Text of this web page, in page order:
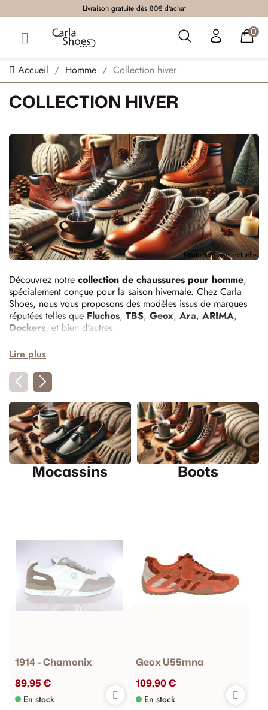
Livraison gratuite dès 80€ d'achat
0
Accueil Homme Collection hiver
COLLECTION HIVER
Découvrez notre collection de chaussures pour homme,
spécialement conçue pour la saison hivernale. Chez Carla
Shoes, nous vous proposons des modèles issus de marques
réputées telles que Fluchos, TBS, Geox, Ara, ARIMA,
Dockers, et bien d'autres.
Les tendances chaussures de
l'hiver 2024-2025
Cet hiver, les chaussures pour homme se déclinent en
plusieurs styles pour satisfaire toutes vos envies :
Bottes en cuir épaisses: Idéales pour affronter le froid
avec style, ces bottes robustes offrent une protection optimale
tout en restant tendance.
Baskets futuristes: Les sneakers au design avant-gardiste et
des semelles imposantes combinent élégance et confort pour
Baskets hybrides: Fusionnant les caractéristiques des bottes
et des sneakers, ces chaussures polyvalentes s'adaptent à
diverses occasions.
Lire plus
Photo non contractuelle
Mocassins Boots
1914 - Chamonix
89,95 €
En stock
Geox U55mna
109,90 €
En stock